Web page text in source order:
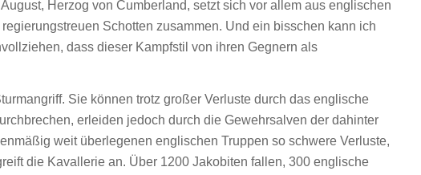
Herzog von Cumberland, setzt sich vor allem aus englischen
Schotten zusammen. Und ein bisschen kann ich
dass dieser Kampfstil von ihren Gegnern als
Sie können trotz großer Verluste durch das englische
erleiden jedoch durch die Gewehrsalven der dahinter
weit überlegenen englischen Truppen so schwere Verluste,
die Kavallerie an. Über 1200 Jakobiten fallen, 300 englische